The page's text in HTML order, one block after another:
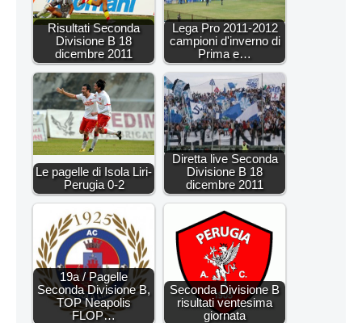
Risultati Seconda
Divisione B 18
dicembre 2011
Lega Pro 2011-2012
campioni d'inverno di
Prima e…
Le pagelle di Isola Liri-
Perugia 0-2
Diretta live Seconda
Divisione B 18
dicembre 2011
19a / Pagelle
Seconda Divisione B,
TOP Neapolis
FLOP…
Seconda Divisione B
risultati ventesima
giornata